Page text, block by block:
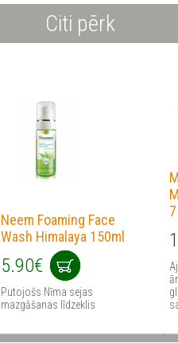
Citi pērk
Neem Foaming Face
Wash Himalaya 150ml
5.90€
Putojošs Nīma sejas
mazgāšanas līdzeklis